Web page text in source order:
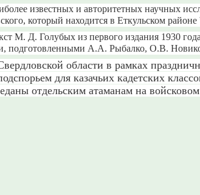
известных и авторитетных научных
который находится в Еткульском районе
М. Д. Голубых из первого издания 1930
подготовленными А.А. Рыбалко, О.В.
области в рамках
для казачьих кадетских
отдельским атаманам на войсковом